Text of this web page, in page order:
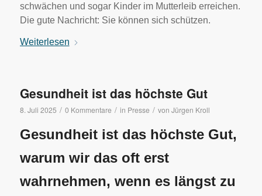
schwächen und sogar Kinder im Mutterleib erreichen.
Die gute Nachricht: Sie können sich schützen.
Weiterlesen
Gesundheit ist das höchste Gut
8. Juli 2025 / 0 Kommentare / in Presse / von Jürgen Kroll
Gesundheit ist das höchste Gut,
warum wir das oft erst
wahrnehmen, wenn es längst zu